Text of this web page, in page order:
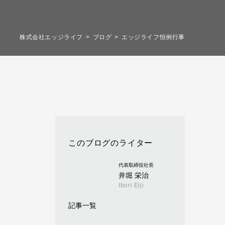
株式会社エッジライフ ブログ エッジライフ恒例行事
このブログのライター
代表取締役社長
井堀 栄治
Ibori Eiji
記事一覧